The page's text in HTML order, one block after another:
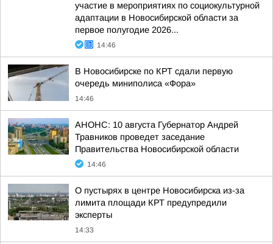
участие в мероприятиях по социокультурной
адаптации в Новосибирской области за
первое полугодие 2026...
14:46
В Новосибирске по КРТ сдали первую
очередь миниполиса «Фора»
14:46
АНОНС: 10 августа Губернатор Андрей
Травников проведет заседание
Правительства Новосибирской области
14:46
О пустырях в центре Новосибирска из-за
лимита площади КРТ предупредили
эксперты
14:33